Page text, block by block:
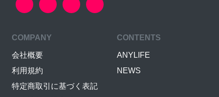
COMPANY
会社概要
利用規約
特定商取引に基づく表記
CONTENTS
ANYLIFE
NEWS